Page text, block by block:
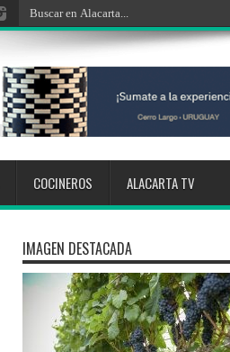
COCINEROS ALACARTA TV
IMAGEN DESTACADA